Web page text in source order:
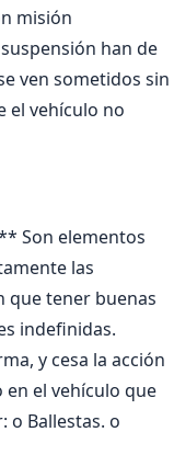
misión
han de
ven sometidos sin
el vehí­culo no
Son elementos
las
que tener buenas
indefinidas.
y cesa la acción
el vehí­culo que
o Ballestas. o